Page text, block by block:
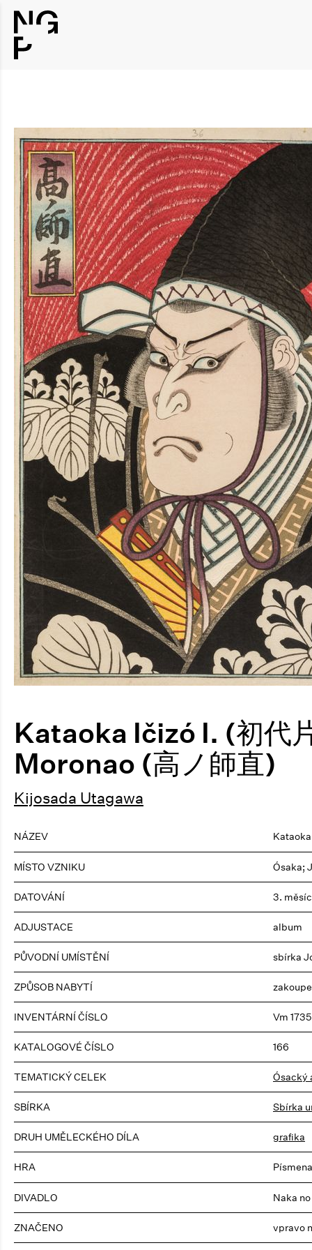
Kataoka Ičizó I. (初代
Moronao (高ノ師直)
Kijosada Utagawa
NÁZEV
MÍSTO VZNIKU Ósaka;
DATOVÁNÍ 3.
ADJUSTACE album
PŮVODNÍ UMÍSTĚNÍ sbírka
ZPŮSOB NABYTÍ
INVENTÁRNÍ ČÍSLO Vm 1735
KATALOGOVÉ ČÍSLO 166
TEMATICKÝ CELEK Ósacký
SBÍRKA Sbírka
DRUH UMĚLECKÉHO DÍLA grafika
HRA
DIVADLO Naka
ZNAČENO vpravo